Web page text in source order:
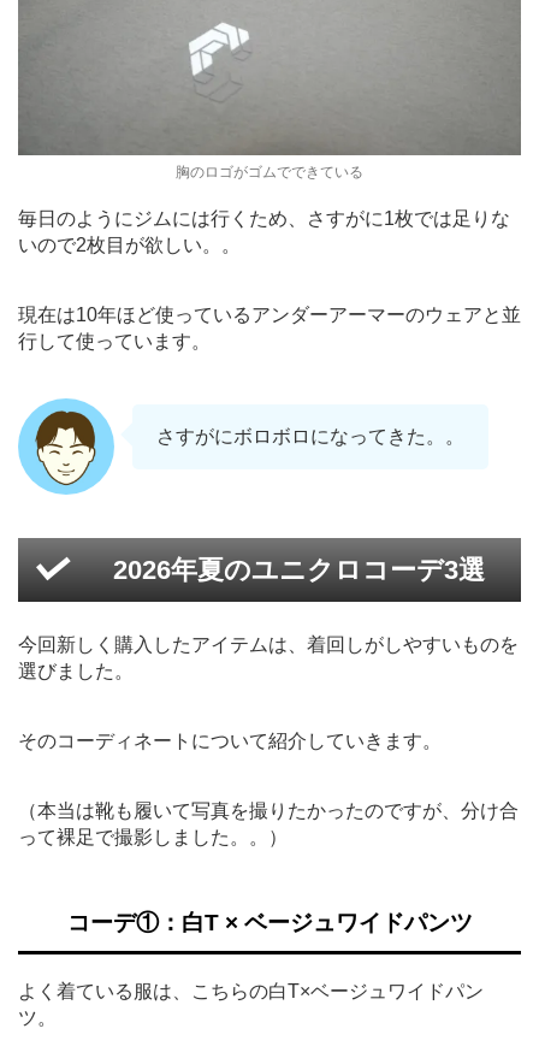
胸のロゴがゴムでできている
毎日のようにジムには行くため、さすがに1枚では足りな
いので2枚目が欲しい。。
現在は10年ほど使っているアンダーアーマーのウェアと並
行して使っています。
さすがにボロボロになってきた。。
2026年夏のユニクロコーデ3選
今回新しく購入したアイテムは、着回しがしやすいものを
選びました。
そのコーディネートについて紹介していきます。
（本当は靴も履いて写真を撮りたかったのですが、分け合
って裸足で撮影しました。。）
コーデ①：白T × ベージュワイドパンツ
よく着ている服は、こちらの白T×ベージュワイドパン
ツ。